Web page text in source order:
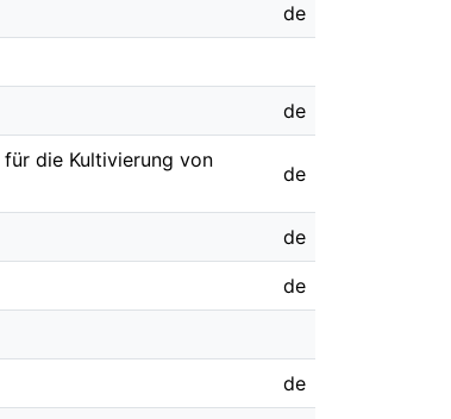
de
de
die Kultivierung von
de
de
de
de